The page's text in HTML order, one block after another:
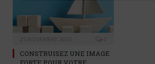
CONSTRUISEZ UNE IMAGE